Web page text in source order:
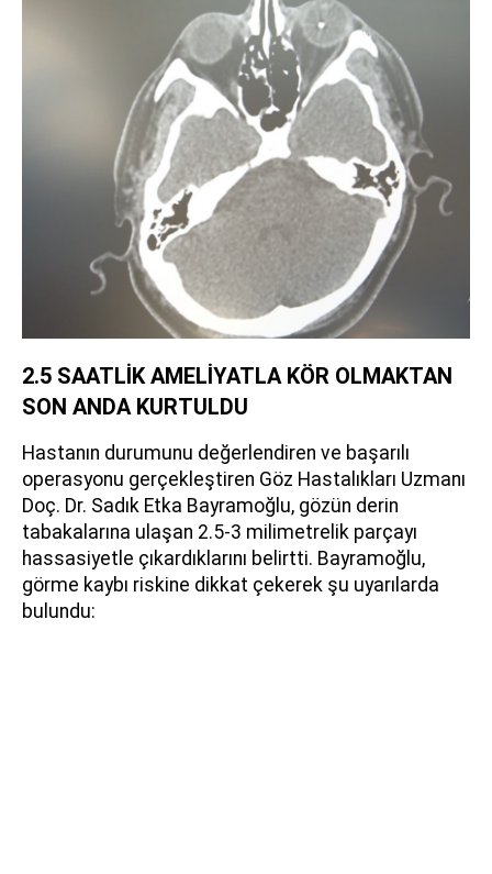
2.5 SAATLİK AMELİYATLA KÖR OLMAKTAN
SON ANDA KURTULDU
Hastanın durumunu değerlendiren ve başarılı
operasyonu gerçekleştiren Göz Hastalıkları Uzmanı
Doç. Dr. Sadık Etka Bayramoğlu, gözün derin
tabakalarına ulaşan 2.5-3 milimetrelik parçayı
hassasiyetle çıkardıklarını belirtti. Bayramoğlu,
görme kaybı riskine dikkat çekerek şu uyarılarda
bulundu: